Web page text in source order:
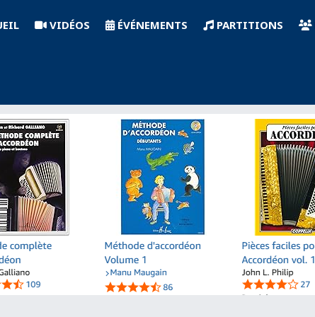
VIDÉOS ÉVÉNEMENTS PARTITIONS